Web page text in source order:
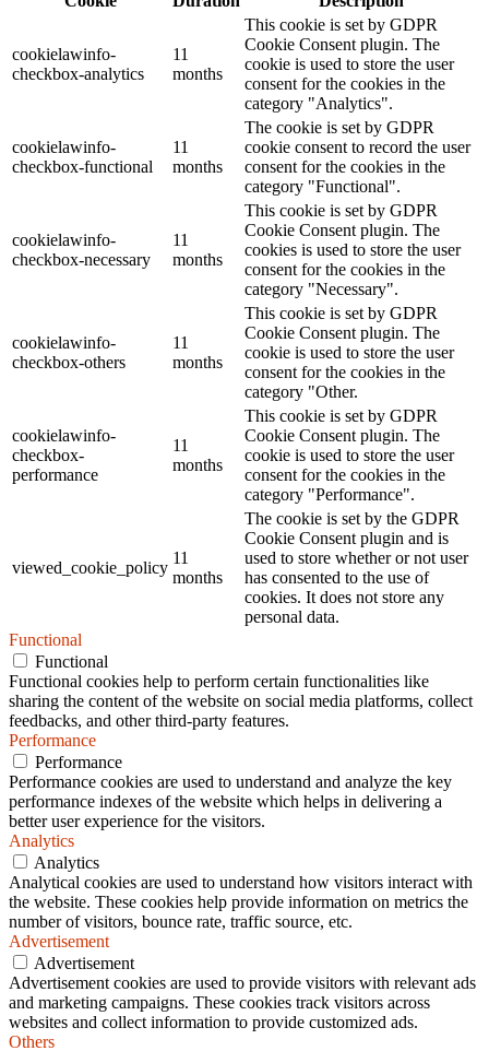
cookielawinfo-
checkbox-analytics
11
months
This cookie is set by GDPR
Cookie Consent plugin. The
cookie is used to store the user
consent for the cookies in the
category "Analytics".
cookielawinfo-
checkbox-functional
11
months
The cookie is set by GDPR
cookie consent to record the user
consent for the cookies in the
category "Functional".
cookielawinfo-
checkbox-necessary
11
months
This cookie is set by GDPR
Cookie Consent plugin. The
cookies is used to store the user
consent for the cookies in the
category "Necessary".
cookielawinfo-
checkbox-others
11
months
This cookie is set by GDPR
Cookie Consent plugin. The
cookie is used to store the user
consent for the cookies in the
category "Other.
cookielawinfo-
checkbox-
performance
11
months
This cookie is set by GDPR
Cookie Consent plugin. The
cookie is used to store the user
consent for the cookies in the
category "Performance".
viewed_cookie_policy
11
months
The cookie is set by the GDPR
Cookie Consent plugin and is
used to store whether or not user
has consented to the use of
cookies. It does not store any
personal data.
Functional
Functional
Functional cookies help to perform certain functionalities like
sharing the content of the website on social media platforms, collect
feedbacks, and other third-party features.
Performance
Performance
Performance cookies are used to understand and analyze the key
performance indexes of the website which helps in delivering a
better user experience for the visitors.
Analytics
Analytics
Analytical cookies are used to understand how visitors interact with
the website. These cookies help provide information on metrics the
number of visitors, bounce rate, traffic source, etc.
Advertisement
Advertisement
Advertisement cookies are used to provide visitors with relevant ads
and marketing campaigns. These cookies track visitors across
websites and collect information to provide customized ads.
Others